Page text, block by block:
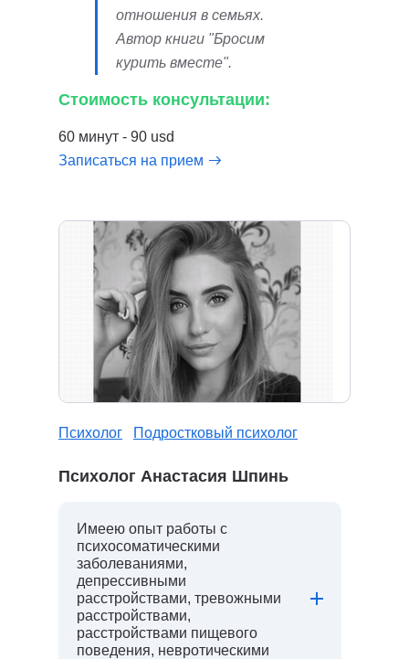
отношения в семьях.
Автор книги "Бросим
курить вместе".
Стоимость консультации:
60 минут - 90 usd
Записаться на прием
Психолог Подростковый психолог
Психолог Анастасия Шпинь
Имеею опыт работы с
психосоматическими
заболеваниями,
депрессивными
расстройствами, тревожными
расстройствами,
расстройствами пищевого
поведения, невротическими